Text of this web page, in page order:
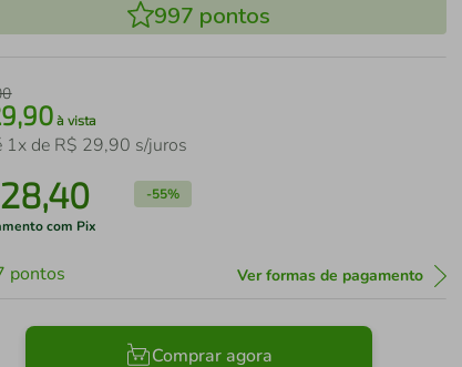
997 pontos
,90 à vista
1x de R$ 29,90 s/juros
28,40 -55%
com Pix
pontos Ver formas de pagamento
Comprar agora